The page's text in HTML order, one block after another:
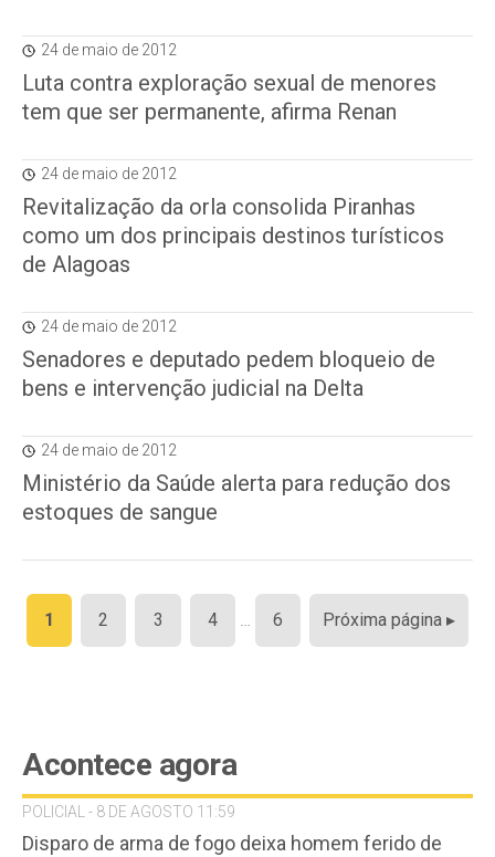
24 de maio de 2012
Luta contra exploração sexual de menores
tem que ser permanente, afirma Renan
24 de maio de 2012
Revitalização da orla consolida Piranhas
como um dos principais destinos turísticos
de Alagoas
24 de maio de 2012
Senadores e deputado pedem bloqueio de
bens e intervenção judicial na Delta
24 de maio de 2012
Ministério da Saúde alerta para redução dos
estoques de sangue
Paginação
de
1 2 3 4 … 6 Próxima página ▸
Acontece agora
POLICIAL - 8 DE AGOSTO 11:59
Disparo de arma de fogo deixa homem ferido de